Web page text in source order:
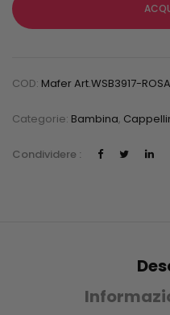
COD: Mafer Art.WSB3917-
Categorie: Bambina,
Condividere :